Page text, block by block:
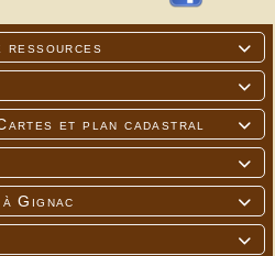

ressources


et plan cadastral


Gignac
